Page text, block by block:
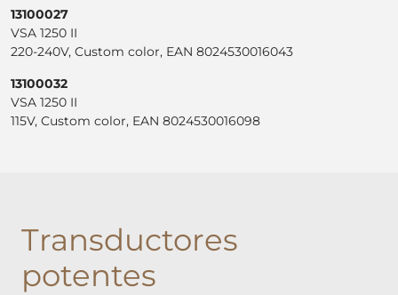
13100027
VSA 1250 II
220-240V, Custom color, EAN 8024530016043
13100032
VSA 1250 II
115V, Custom color, EAN 8024530016098
Transductores
potentes